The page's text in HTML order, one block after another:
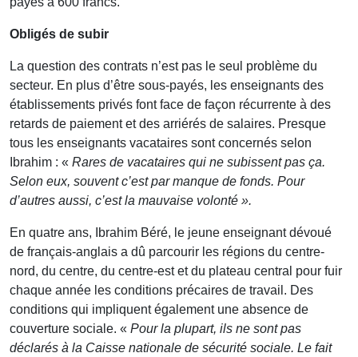
Obligés de subir
La question des contrats n’est pas le seul problème du
secteur. En plus d’être sous-payés, les enseignants des
établissements privés font face de façon récurrente à des
retards de paiement et des arriérés de salaires. Presque
tous les enseignants vacataires sont concernés selon
Ibrahim : « Rares de vacataires qui ne subissent pas ça.
Selon eux, souvent c’est par manque de fonds. Pour
d’autres aussi, c’est la mauvaise volonté ».
En quatre ans, Ibrahim Béré, le jeune enseignant dévoué
de français-anglais a dû parcourir les régions du centre-
nord, du centre, du centre-est et du plateau central pour fuir
chaque année les conditions précaires de travail. Des
conditions qui impliquent également une absence de
couverture sociale. « Pour la plupart, ils ne sont pas
déclarés à la Caisse nationale de sécurité sociale. Le fait